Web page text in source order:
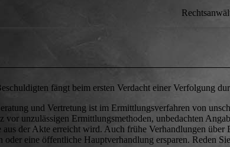
fängt beim ersten Verdacht einer Verfolgung
und Vertretung ist im Ermittlungsverfahren von
vor unzulässigen Ermittlungsmethoden, unbedachten
aus der Akte erreicht wird. Auch frühe Verhandlungen
oder eine öffentliche Hauptverhandlung ersparen. Reden